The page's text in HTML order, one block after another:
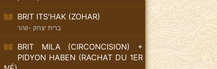
BRIT ITS'HAK (ZOHAR)
ברית יצחק -זוהר
BRIT MILA (CIRCONCISION) +
PIDYON HABEN (RACHAT DU 1ER